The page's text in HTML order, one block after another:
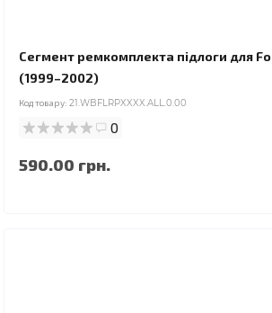
Сегмент ремкомплекта підлоги для
(1999–2002)
Код товару: 21.WBFLRPXXXX.ALL.0.00
0
590.00 грн.